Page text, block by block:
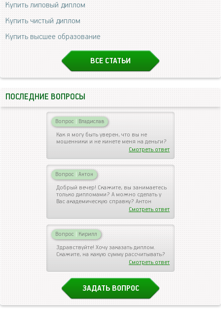
Купить липовый диплом
Купить чистый диплом
Купить высшее образование
ВСЕ СТАТЬИ
ПОСЛЕДНИЕ ВОПРОСЫ
Вопрос | Владислав
Как я могу быть уверен, что вы не
мошенники и не кинете меня на деньги?
Смотреть ответ
Вопрос | Антон
Добрый вечер! Скажите, вы занимаетесь
только дипломами? А можно сделать у
Вас академическую справку? Антон
Смотреть ответ
Вопрос | Кирилл
Здравствуйте! Хочу заказать диплом.
Скажите, на какую сумму рассчитывать?
Смотреть ответ
ЗАДАТЬ ВОПРОС